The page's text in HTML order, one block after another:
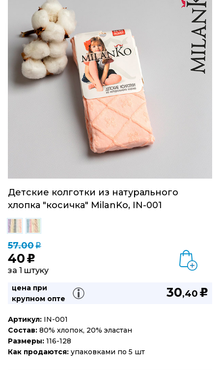
Детские колготки из натурального
хлопка "косичка" MilanKo, IN-001
57.00q
40 u
за 1 штуку
цена при
крупном опте
30,40 u
Артикул: IN-001
Состав: 80% хлопок, 20% эластан
Размеры: 116-128
Как продаются: упаковками по 5 шт